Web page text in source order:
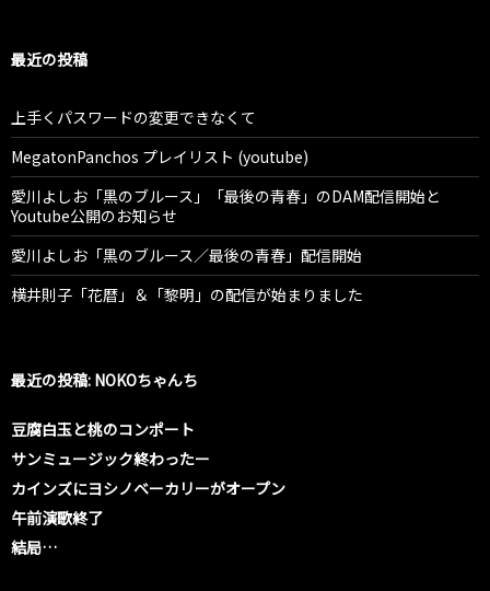
最近の投稿
上手くパスワードの変更できなくて
MegatonPanchos プレイリスト (youtube)
愛川よしお「黒のブルース」「最後の青春」のDAM配信開始と
Youtube公開のお知らせ
愛川よしお「黒のブルース／最後の青春」配信開始
横井則子「花暦」＆「黎明」の配信が始まりました
最近の投稿: NOKOちゃんち
豆腐白玉と桃のコンポート
サンミュージック終わったー
カインズにヨシノベーカリーがオープン
午前演歌終了
結局…